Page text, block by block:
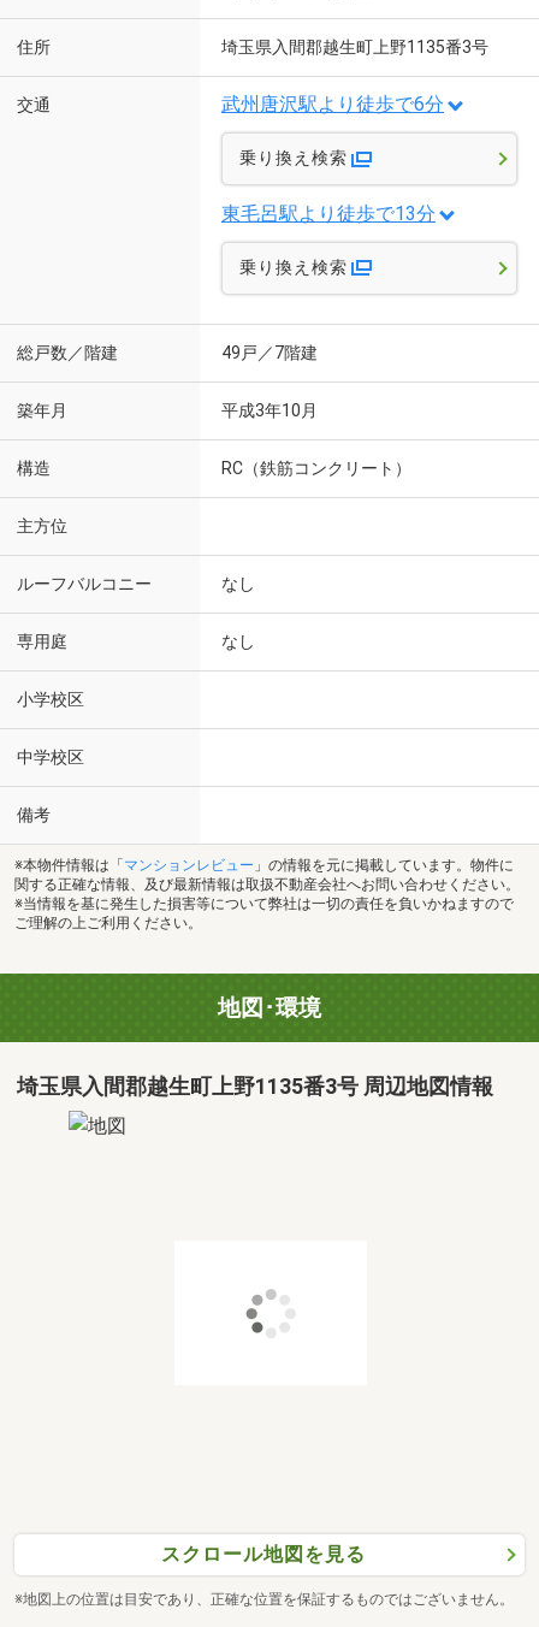
住所 埼玉県入間郡越生町上野1135番3号
交通 武州唐沢駅より徒歩で6分
乗り換え検索
東毛呂駅より徒歩で13分
乗り換え検索
総戸数／階建 49戸／7階建
築年月 平成3年10月
構造 RC（鉄筋コンクリート）
主方位
ルーフバルコニー なし
専用庭 なし
小学校区
中学校区
備考
※本物件情報は「 マンションレビュー 」の情報を元に掲載しています。物件に
関する正確な情報、及び最新情報は取扱不動産会社へお問い合わせください。
※当情報を基に発生した損害等について弊社は一切の責任を負いかねますので
ご理解の上ご利用ください。
地図･環境
埼玉県入間郡越生町上野1135番3号 周辺地図情報
スクロール地図を見る
※地図上の位置は目安であり、正確な位置を保証するものではございません。